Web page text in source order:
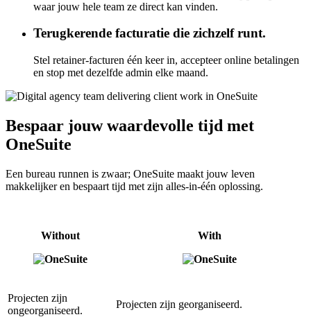
waar jouw hele team ze direct kan vinden.
Terugkerende facturatie die zichzelf runt.
Stel retainer-facturen één keer in, accepteer online betalingen
en stop met dezelfde admin elke maand.
Bespaar jouw waardevolle tijd met
OneSuite
Een bureau runnen is zwaar; OneSuite maakt jouw leven
makkelijker en bespaart tijd met zijn alles-in-één oplossing.
Without With
Projecten zijn
ongeorganiseerd.
Projecten zijn georganiseerd.